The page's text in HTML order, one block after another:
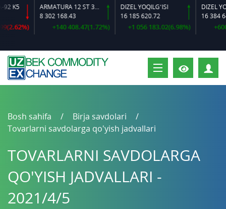
K5
ARMATURA 12 ST 35 GS O‘LCHAMLI
8 302 168.43
+140 408.47(1.72%)
DIZEL YOQILG‘ISI
16 185 620.72
+1 056 183.02(6.98%)
16 384
+600
Bosh sahifa
Birja savdolari
Tovarlarni savdolarga qo'yish jadvallari
TOVARLARNI SAVDOLARGA
QO'YISH JADVALLARI -
2021/4/5